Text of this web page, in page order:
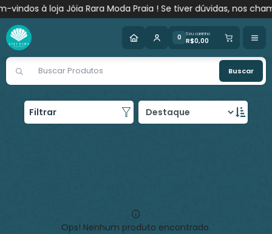
vindos à loja Jóia Rara Moda Praia ! Se tiver dúvidas, nos
0 Seu carrinho
R$0,00
Buscar
Filtrar
Ops! Nenhum produto encontrado.